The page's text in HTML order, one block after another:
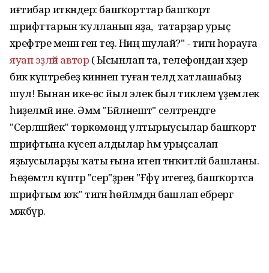
иғтибар иткәндер: башҡорттар башҡорт
шрифттарын ҡулланып яҙа, ә татарҙар урыҫ
хәрефтәре менән генә теҙә. Ниңә шулай?" - тигән һорауға
яуап эҙләй автор ( Ысынлап та, телефондан хәҙер
бик күптәребеҙ кинәнеп туған телдә хатлашабыҙ
шул! Бынан ике-өс йыл элек был тиклем әүҙемлек
һиҙелмәй ине. Әммә "Бәйләнештә" селтәрендәге
"Серләшәйек" төркөмөндә ултырыусылар башҡорт
шрифтына күсеп алдылар һәм урыҫсалап
яҙыусыларҙы ҡаты ғына итеп тәнҡитләй башланы.
Һөҙөмтәлә күптәр "сер"ҙәрен "Ғәфү итегеҙ, башҡортса
шрифтым юҡ" тигән һөйләмдән башлап ебәрергә
мәжбүр.